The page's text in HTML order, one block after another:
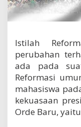
Istilah
perubahan
ada pada
Reformasi
mahasiswa
kekuasaan
Orde Baru,